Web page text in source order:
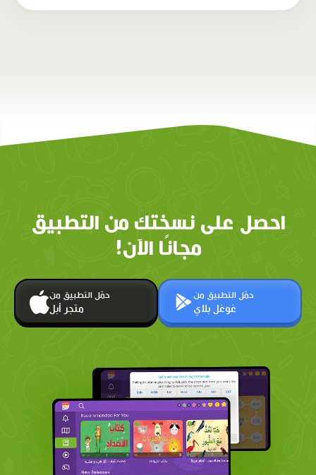
احصل على نسختك من التطبيق
مجانًا الآن!
حمّل التطبيق من
متجر أبل
حمّل التطبيق من
غوغل بلاي